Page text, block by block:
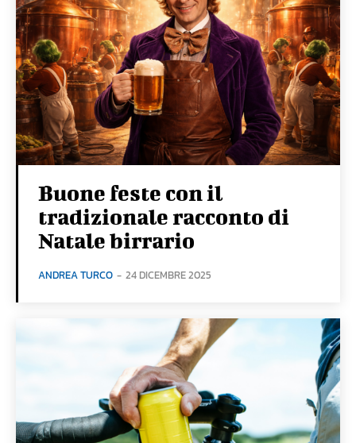
Buone feste con il
tradizionale racconto di
Natale birrario
ANDREA TURCO - 24 DICEMBRE 2025